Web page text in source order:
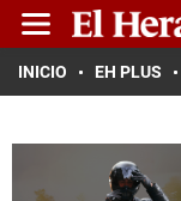
INICIO EH PLUS